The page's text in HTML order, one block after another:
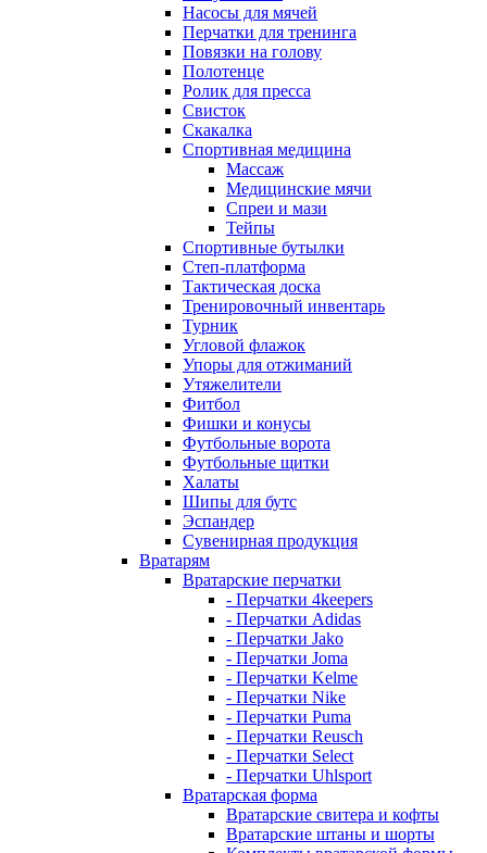
Насосы для мячей
Перчатки для тренинга
Повязки на голову
Полотенце
Ролик для пресса
Свисток
Скакалка
Спортивная медицина
Массаж
Медицинские мячи
Спреи и мази
Тейпы
Спортивные бутылки
Степ-платформа
Тактическая доска
Тренировочный инвентарь
Турник
Угловой флажок
Упоры для отжиманий
Утяжелители
Фитбол
Фишки и конусы
Футбольные ворота
Футбольные щитки
Халаты
Шипы для бутс
Эспандер
Сувенирная продукция
Вратарям
Вратарские перчатки
- Перчатки 4keepers
- Перчатки Adidas
- Перчатки Jako
- Перчатки Joma
- Перчатки Kelme
- Перчатки Nike
- Перчатки Puma
- Перчатки Reusch
- Перчатки Select
- Перчатки Uhlsport
Вратарская форма
Вратарские свитера и кофты
Вратарские штаны и шорты